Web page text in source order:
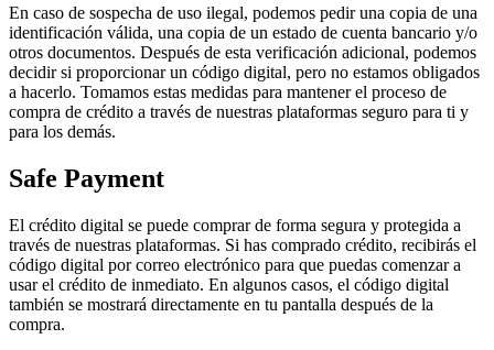
En caso de sospecha de uso ilegal, podemos pedir una copia de una
identificación válida, una copia de un estado de cuenta bancario y/o
otros documentos. Después de esta verificación adicional, podemos
decidir si proporcionar un código digital, pero no estamos obligados
a hacerlo. Tomamos estas medidas para mantener el proceso de
compra de crédito a través de nuestras plataformas seguro para ti y
para los demás.
Safe Payment
El crédito digital se puede comprar de forma segura y protegida a
través de nuestras plataformas. Si has comprado crédito, recibirás el
código digital por correo electrónico para que puedas comenzar a
usar el crédito de inmediato. En algunos casos, el código digital
también se mostrará directamente en tu pantalla después de la
compra.